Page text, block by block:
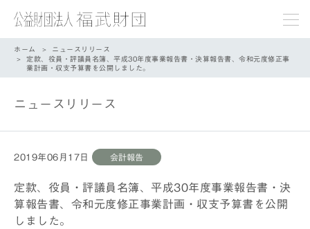
ホーム
ニュースリリース
定款、役員・評議員名簿、平成30年度事業報告書・決算報告書、令和元度修正事
業計画・収支予算書を公開しました。
ニュースリリース
2019年06月17日 会計報告
定款、役員・評議員名簿、平成30年度事業報告書・決
算報告書、令和元度修正事業計画・収支予算書を公開
しました。